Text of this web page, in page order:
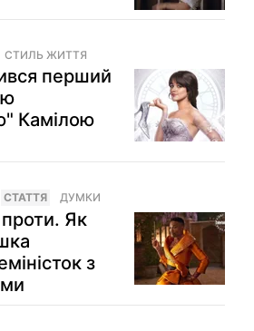
СТИЛЬ ЖИТТЯ
перший
Камілою
СТАТТЯ ДУМКИ
Як
з